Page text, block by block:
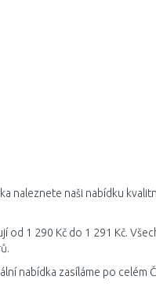
naleznete naši nabídku
od 1 290 Kč do 1 291 Kč.
nabídka zasíláme po celém